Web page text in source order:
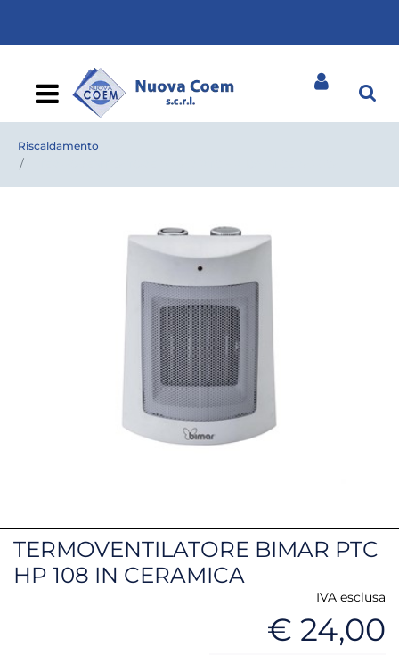
Open
Riscaldamento
TERMOVENTILATORE BIMAR PTC
HP 108 IN CERAMICA
IVA esclusa
€ 24,00